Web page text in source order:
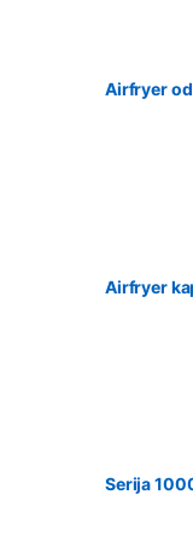
Airfryer
Airfryer
Serija